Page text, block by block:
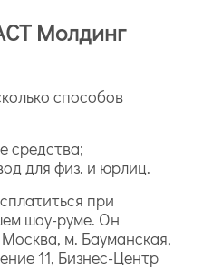
Молдинг
способов
средства;
для физ. и юрлиц.
при
шоу-руме. Он
м. Бауманская,
11, Бизнес-Центр